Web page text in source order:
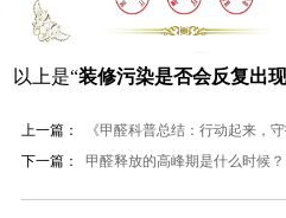
以上是“装修污染是否会反复出
上一篇：
《甲醛科普总结：行动起来，
下一篇：
甲醛释放的高峰期是什么时候？